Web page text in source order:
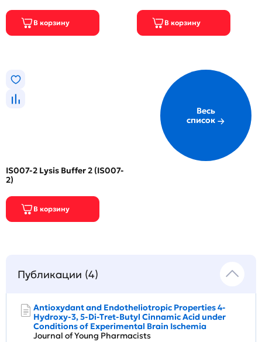
IS007-2 Lysis Buffer 2 (IS007-
2)
Весь
список
Публикации (4)
Antioxydant and Endotheliotropic Properties 4-
Hydroxy-3, 5-Di-Tret-Butyl Cinnamic Acid under
Conditions of Experimental Brain Ischemia
Journal of Young Pharmacists